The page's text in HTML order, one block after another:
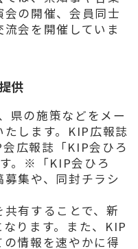
の開催、会員同⼠
会を開催していま
供
県の施策などをメー
します。 KIP広報誌
広報誌「KIP会ひろ
。 ※「KIP会ひろ
集や、同封チラシ
有することで、新
ります。また、KIP
情報を速やかに得